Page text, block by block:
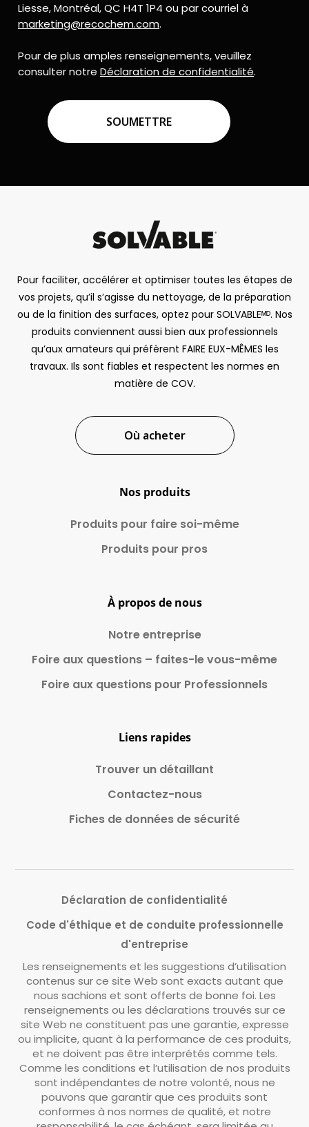
Liesse, Montréal, QC H4T 1P4 ou par courriel à
marketing@recochem.com.
Pour de plus amples renseignements, veuillez
consulter notre Déclaration de confidentialité.
Pour faciliter, accélérer et optimiser toutes les étapes de
vos projets, qu’il s’agisse du nettoyage, de la préparation
ou de la finition des surfaces, optez pour SOLVABLEᴹᴰ. Nos
produits conviennent aussi bien aux professionnels
qu’aux amateurs qui préfèrent FAIRE EUX-MÊMES les
travaux. Ils sont fiables et respectent les normes en
matière de COV.
Où acheter
Nos produits
Produits pour faire soi-même
Produits pour pros
À propos de nous
Notre entreprise
Foire aux questions – faites-le vous-même
Foire aux questions pour Professionnels
Liens rapides
Trouver un détaillant
Contactez-nous
Fiches de données de sécurité
Déclaration de confidentialité
Code d'éthique et de conduite professionnelle
d'entreprise
Les renseignements et les suggestions d’utilisation
contenus sur ce site Web sont exacts autant que
nous sachions et sont offerts de bonne foi. Les
renseignements ou les déclarations trouvés sur ce
site Web ne constituent pas une garantie, expresse
ou implicite, quant à la performance de ces produits,
et ne doivent pas être interprétés comme tels.
Comme les conditions et l’utilisation de nos produits
sont indépendantes de notre volonté, nous ne
pouvons que garantir que ces produits sont
conformes à nos normes de qualité, et notre